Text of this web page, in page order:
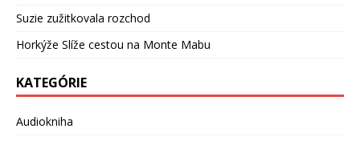
Suzie zužitkovala rozchod
Horkýže Slíže cestou na Monte Mabu
KATEGÓRIE
Audiokniha